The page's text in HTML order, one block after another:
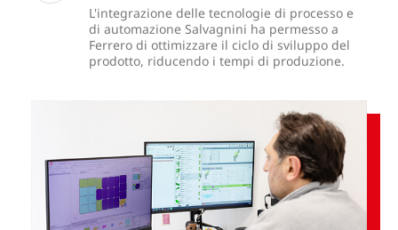
L'integrazione delle tecnologie di processo e
di automazione Salvagnini ha permesso a
Ferrero di ottimizzare il ciclo di sviluppo del
prodotto, riducendo i tempi di produzione.